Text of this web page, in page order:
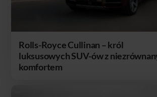
Rolls-Royce Cullinan – król
luksusowych SUV-ów z
komfortem